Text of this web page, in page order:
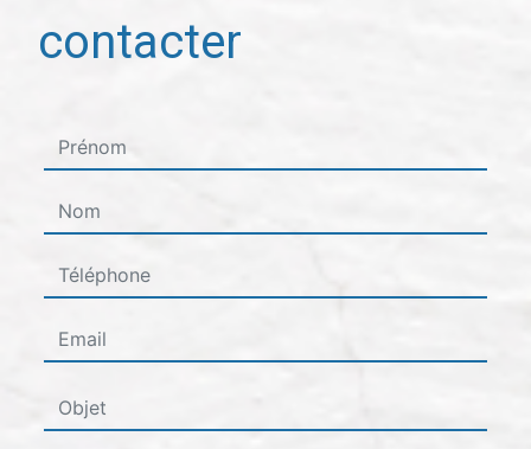
contacter